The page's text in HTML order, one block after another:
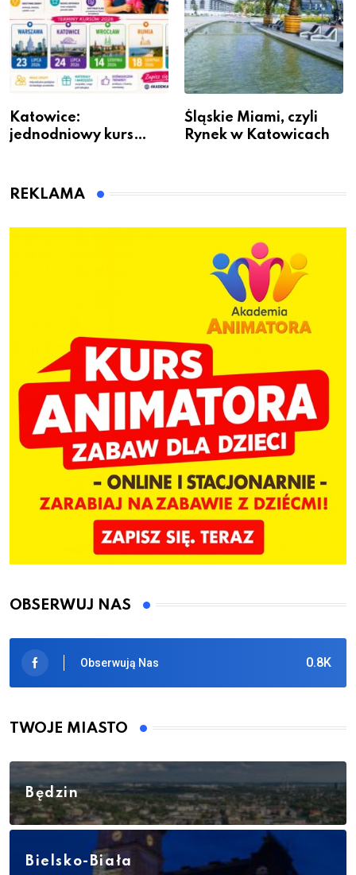
Katowice:
jednodniowy kurs
dzieci
Śląskie Miami, czyli
Rynek w Katowicach
REKLAMA
OBSERWUJ NAS
0.8K
Obserwują Nas
TWOJE MIASTO
Będzin
Bielsko-Biała